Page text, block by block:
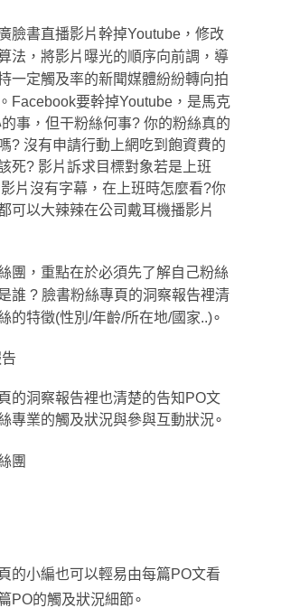
臉書直播影片幹掉Youtube，修改
法，將影片曝光的順序向前調 ， 導
一定觸及率的新聞媒體紛紛轉向拍
Facebook要幹掉Youtube ， 是馬克
事，但干粉絲何事? 你的粉絲真的
? 沒有申請行動上網吃到飽資費的
死? 影片訴求目標對象若是上班
片沒有字幕 ，在上班時怎麼看?你
可以大辣辣在公司戴耳機播影片
團 ， 重點在於必須先了解自己粉絲
誰 ? 臉書粉絲專頁的洞察報告裡清
的特徵(性別/年齡/所在地/國家..)∘
的洞察報告裡也清楚的告知PO文
專業的觸及狀況與參與互動狀況∘
的小編也可以輕易由每篇PO文看
PO的觸及狀況細節∘